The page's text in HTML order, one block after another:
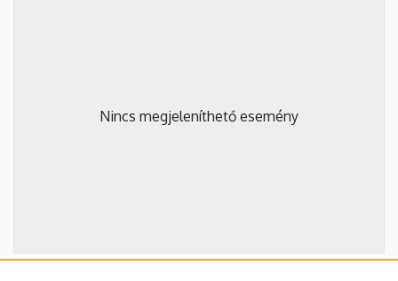
Nincs megjeleníthető esemény